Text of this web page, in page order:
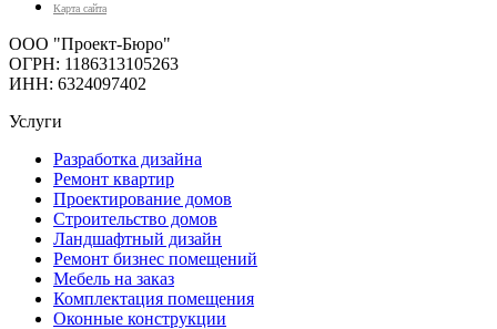
Карта сайта
ООО "Проект-Бюро"
ОГРН: 1186313105263
ИНН: 6324097402
Услуги
Разработка дизайна
Ремонт квартир
Проектирование домов
Строительство домов
Ландшафтный дизайн
Ремонт бизнес помещений
Мебель на заказ
Комплектация помещения
Оконные конструкции